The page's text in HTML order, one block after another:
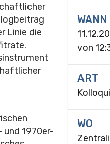
WANN
von
ART
WO
Linie die
und 1970er-